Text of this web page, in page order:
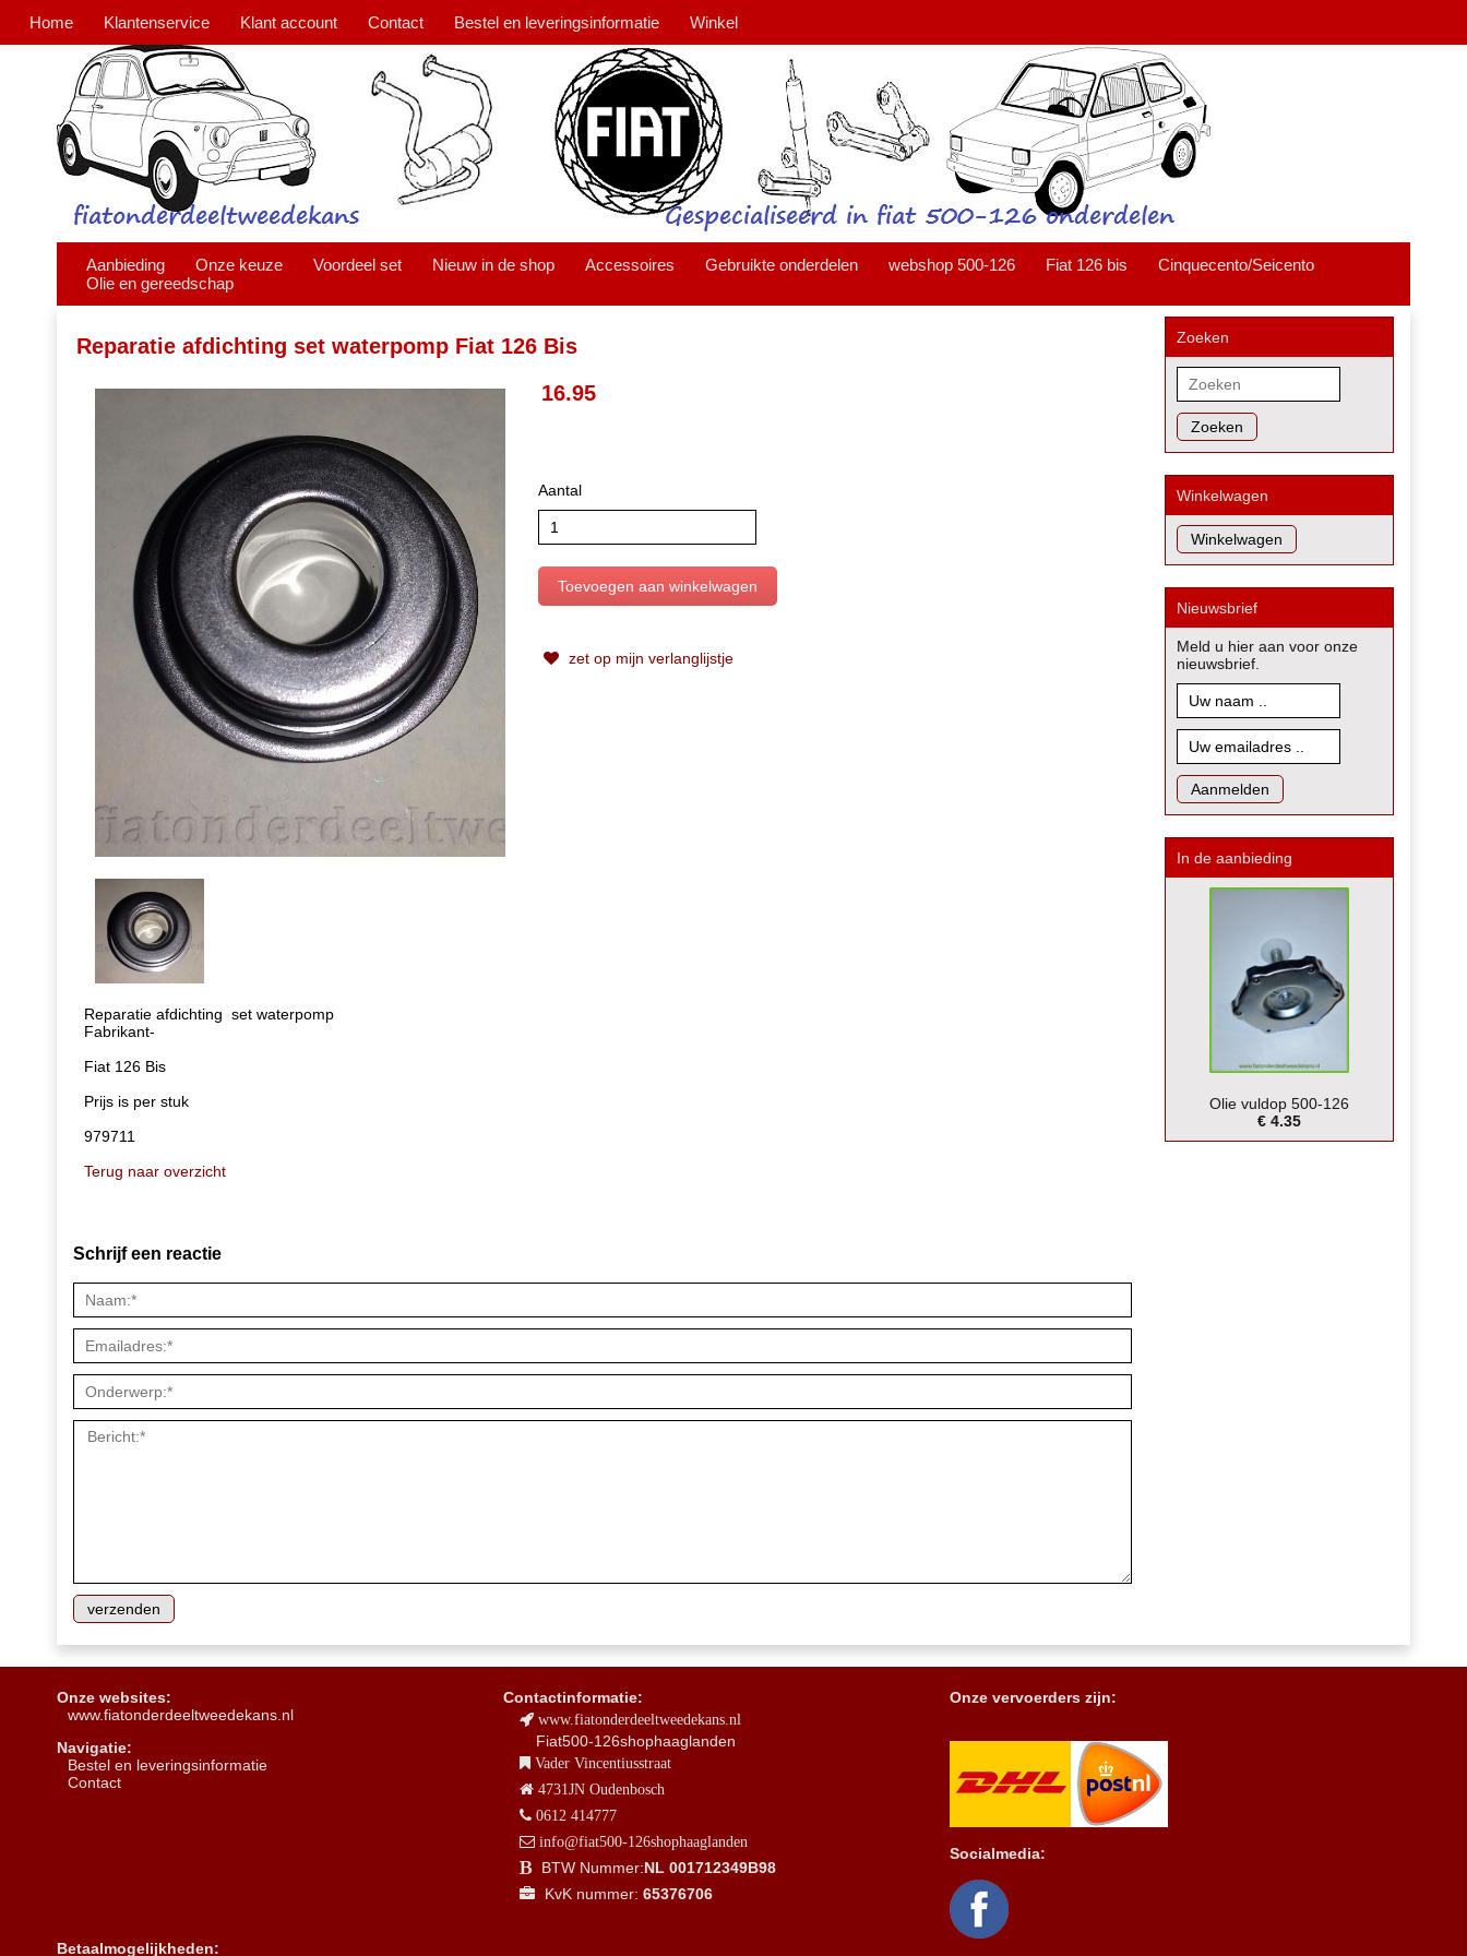
Home Klantenservice Klant account Contact Bestel en leveringsinformatie Winkel
Aanbieding Onze keuze Voordeel set Nieuw in de shop Accessoires Gebruikte onderdelen webshop 500-126 Fiat 126 bis
Cinquecento/Seicento
Olie en gereedschap
Reparatie afdichting set waterpomp Fiat 126 Bis
16.95
Aantal
zet op mijn verlanglijstje
Reparatie afdichting set waterpomp
Fabrikant-
Fiat 126 Bis
Prijs is per stuk
979711
Terug naar overzicht
Schrijf een reactie
Zoeken
Zoeken
Winkelwagen
Nieuwsbrief
Meld u hier aan voor onze
nieuwsbrief.
In de aanbieding
Olie vuldop 500-126
€ 4.35
Onze websites:
www.fiatonderdeeltweedekans.nl
Navigatie:
Bestel en leveringsinformatie
Contact
Contactinformatie:
www.fiatonderdeeltweedekans.nl
Fiat500-126shophaaglanden
Vader Vincentiusstraat
4731JN Oudenbosch
0612 414777
info@fiat500-126shophaaglanden
BTW Nummer:NL 001712349B98
KvK nummer:65376706
Onze vervoerders zijn:
Socialmedia:
Betaalmogelijkheden: